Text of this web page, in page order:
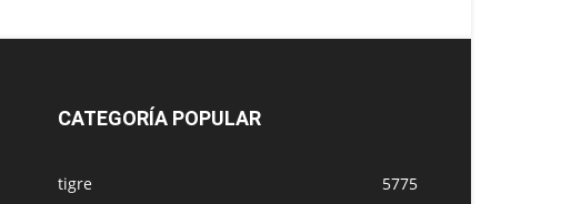
CATEGORÍA POPULAR
tigre
5775